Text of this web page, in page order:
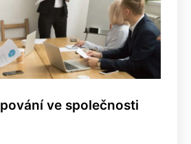
ve společnosti